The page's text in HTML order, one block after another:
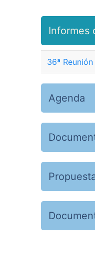
Informes
36ª
Agenda